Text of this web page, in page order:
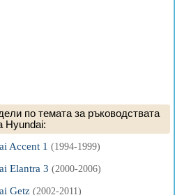
по темата за ръководствата
Hyundai:
Accent 1 (1994-1999)
Elantra 3 (2000-2006)
Getz (2002-2011)